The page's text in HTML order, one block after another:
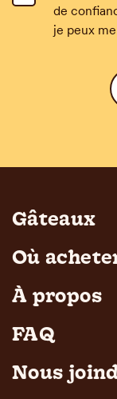
de
je peux
Gâteaux
Où
À propos
FAQ
Nous